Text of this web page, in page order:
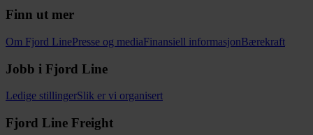
Finn ut mer
Om Fjord LinePresse og mediaFinansiell informasjonBærekraft
Jobb i Fjord Line
Ledige stillingerSlik er vi organisert
Fjord Line Freight